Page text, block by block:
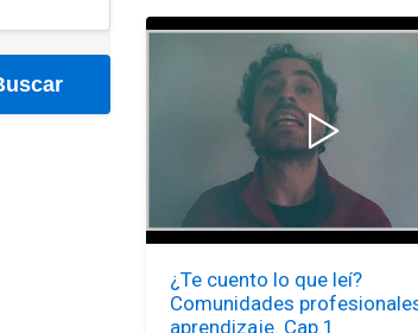
¿Te cuento lo que leí?
Comunidades
aprendizaje. Cap.1